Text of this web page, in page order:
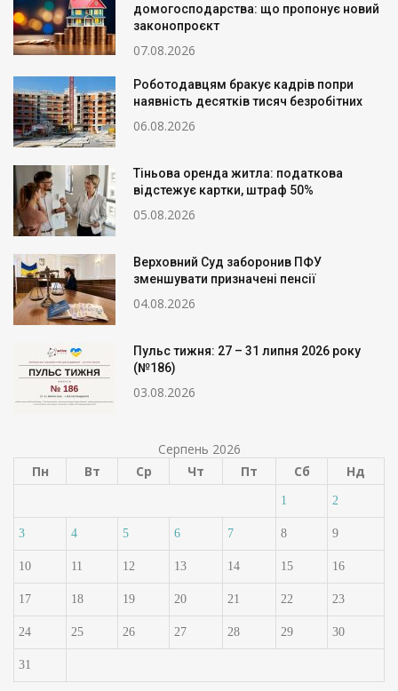
домогосподарства: що пропонує новий
законопроєкт
07.08.2026
Роботодавцям бракує кадрів попри
наявність десятків тисяч безробітних
06.08.2026
Тіньова оренда житла: податкова
відстежує картки, штраф 50%
05.08.2026
Верховний Суд заборонив ПФУ
зменшувати призначені пенсії
04.08.2026
Пульс тижня: 27 – 31 липня 2026 року
(№186)
03.08.2026
Серпень 2026
Пн
Вт Ср Чт Пт Сб Нд
1 2
3 4 5 6 7 8 9
10 11 12 13 14 15 16
17 18 19 20 21 22 23
24 25 26 27 28 29 30
31